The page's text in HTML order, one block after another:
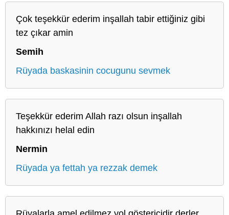
Çok teşekkür ederim inşallah tabir ettiğiniz gibi
tez çıkar amin
Semih
Rüyada baskasinin cocugunu sevmek
Teşekkür ederim Allah razı olsun inşallah
hakkınızı helal edin
Nermin
Rüyada ya fettah ya rezzak demek